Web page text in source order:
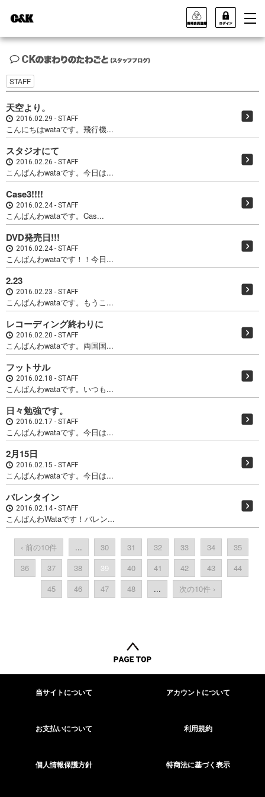
STAFF
天空より。
2016.02.29 STAFF
こんにちはwataです。飛行機...
スタジオにて
2016.02.26 STAFF
こんばんわwataです。今日は...
Case3!!!!
2016.02.24 STAFF
こんばんわwataです。Cas...
DVD発売日!!!
2016.02.24 STAFF
こんばんわwataです！！今日...
2.23
2016.02.23 STAFF
こんばんわwataです。もうこ...
レコーディング終わりに
2016.02.20 STAFF
こんばんわwataです。両国国...
フットサル
2016.02.18 STAFF
こんばんわwataです。いつも...
日々勉強です。
2016.02.17 STAFF
こんばんわwataです。今日は...
2月15日
2016.02.15 STAFF
こんばんわwataです。今日は...
バレンタイン
2016.02.14 STAFF
こんばんわWataです！バレン...
‹ 前の10件 ... 30 31 32 33 34
35
36
37 38 39 40 41 42 43
44
45
46 47 48 ... 次の10件 ›
当サイトについて アカウントについて
お支払いについて 利用規約
個人情報保護方針 特商法に基づく表示